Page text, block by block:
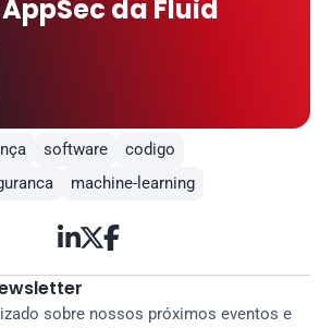
da Fluid
software
codigo
machine-learning

sobre nossos próximos eventos e